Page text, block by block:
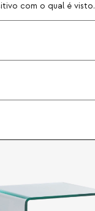
com o qual é visto.